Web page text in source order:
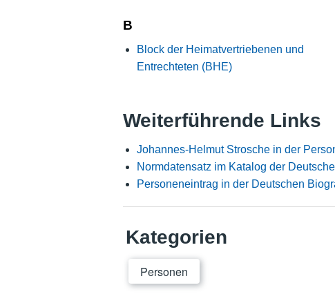
B
Block der Heimatvertriebenen und
Entrechteten (BHE)
Weiterführende Links
Johannes-Helmut Strosche in der
Normdatensatz im Katalog der
Personeneintrag in der Deutschen
Kategorien
Personen